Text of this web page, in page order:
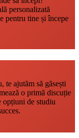
personalizată
pentru tine și începe
ajutăm să găsești
o primă discuție
opțiuni de studiu